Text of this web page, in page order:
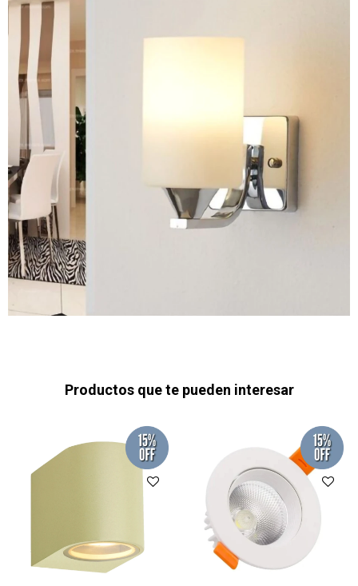
Productos que te pueden interesar